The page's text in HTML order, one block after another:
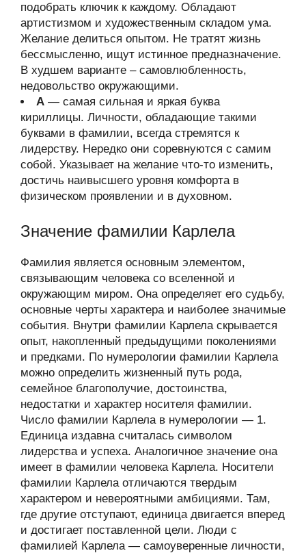
подобрать ключик к каждому. Обладают
артистизмом и художественным складом ума.
Желание делиться опытом. Не тратят жизнь
бессмысленно, ищут истинное предназначение.
В худшем варианте – самовлюбленность,
недовольство окружающими.
А — самая сильная и яркая буква
кириллицы. Личности, обладающие такими
буквами в фамилии, всегда стремятся к
лидерству. Нередко они соревнуются с самим
собой. Указывает на желание что-то изменить,
достичь наивысшего уровня комфорта в
физическом проявлении и в духовном.
Значение фамилии Карлела
Фамилия является основным элементом,
связывающим человека со вселенной и
окружающим миром. Она определяет его судьбу,
основные черты характера и наиболее значимые
события. Внутри фамилии Карлела скрывается
опыт, накопленный предыдущими поколениями
и предками. По нумерологии фамилии Карлела
можно определить жизненный путь рода,
семейное благополучие, достоинства,
недостатки и характер носителя фамилии.
Число фамилии Карлела в нумерологии — 1.
Единица издавна считалась символом
лидерства и успеха. Аналогичное значение она
имеет в фамилии человека Карлела. Носители
фамилии Карлела отличаются твердым
характером и невероятными амбициями. Там,
где другие отступают, единица двигается вперед
и достигает поставленной цели. Люди с
фамилией Карлела — самоуверенные личности,